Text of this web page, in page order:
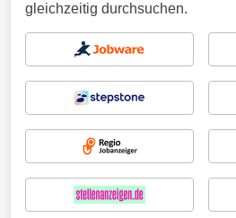
gleichzeitig durchsuchen.